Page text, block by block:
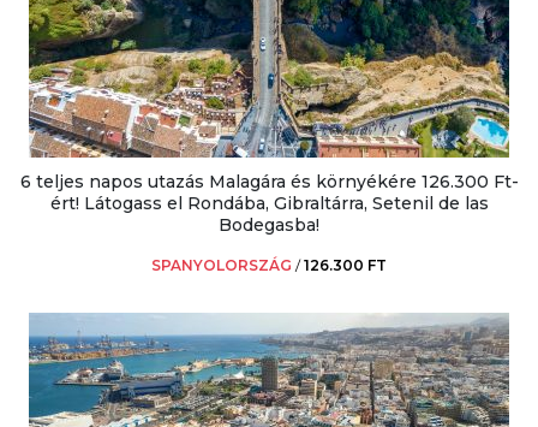
6 teljes napos utazás Malagára és környékére 126.300 Ft-
ért! Látogass el Rondába, Gibraltárra, Setenil de las
Bodegasba!
SPANYOLORSZÁG /126.300 FT